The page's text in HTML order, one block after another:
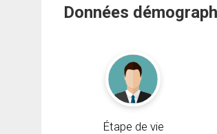
Données
Étape de vie